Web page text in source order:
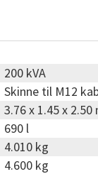
200 kVA
Skinne til M12
3.76 x 1.45 x 2.50
690 l
4.010 kg
4.600 kg